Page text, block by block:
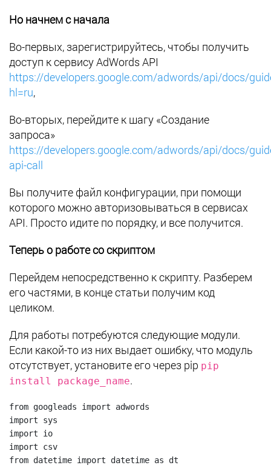
Но начнем с начала
Во-первых, зарегистрируйтесь, чтобы получить
доступ к сервису AdWords API
https://developers.google.com/adwords/api/docs/
hl=ru,
Во-вторых, перейдите к шагу «Создание
запроса»
https://developers.google.com/adwords/api/docs/
api-call
Вы получите файл конфигурации, при помощи
которого можно авторизовываться в сервисах
API. Просто идите по порядку, и все получится.
Теперь о работе со скриптом
Перейдем непосредственно к скрипту. Разберем
его частями, в конце статьи получим код
целиком.
Для работы потребуются следующие модули.
Если какой-то из них выдает ошибку, что модуль
отсутствует, установите его через pip pip
install package_name.
from googleads import adwords
import sys
import io
import csv
from datetime import datetime as dt